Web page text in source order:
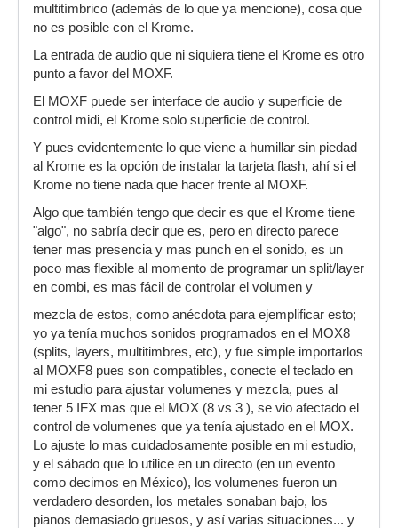
multitímbrico (además de lo que ya mencione), cosa que
no es posible con el Krome.
La entrada de audio que ni siquiera tiene el Krome es otro
punto a favor del MOXF.
El MOXF puede ser interface de audio y superficie de
control midi, el Krome solo superficie de control.
Y pues evidentemente lo que viene a humillar sin piedad
al Krome es la opción de instalar la tarjeta flash, ahí si el
Krome no tiene nada que hacer frente al MOXF.
Algo que también tengo que decir es que el Krome tiene
"algo", no sabría decir que es, pero en directo parece
tener mas presencia y mas punch en el sonido, es un
poco mas flexible al momento de programar un split/layer
en combi, es mas fácil de controlar el volumen y
mezcla de estos, como anécdota para ejemplificar esto;
yo ya tenía muchos sonidos programados en el MOX8
(splits, layers, multitimbres, etc), y fue simple importarlos
al MOXF8 pues son compatibles, conecte el teclado en
mi estudio para ajustar volumenes y mezcla, pues al
tener 5 IFX mas que el MOX (8 vs 3 ), se vio afectado el
control de volumenes que ya tenía ajustado en el MOX.
Lo ajuste lo mas cuidadosamente posible en mi estudio,
y el sábado que lo utilice en un directo (en un evento
como decimos en México), los volumenes fueron un
verdadero desorden, los metales sonaban bajo, los
pianos demasiado gruesos, y así varias situaciones... y